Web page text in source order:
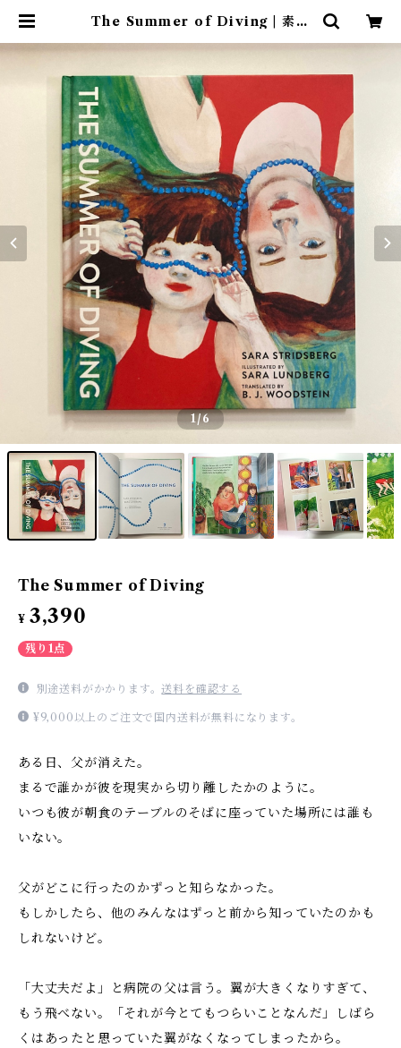
The Summer of Diving | 素敵
oks
1/6
The Summer of Diving
¥ 3,390
残り1点
別途送料がかかります。送料を確認する
¥9,000以上のご注文で国内送料が無料になります。
ある日、父が消えた。
まるで誰かが彼を現実から切り離したかのように。
いつも彼が朝食のテーブルのそばに座っていた場所には誰も
いない。
父がどこに行ったのかずっと知らなかった。
もしかしたら、他のみんなはずっと前から知っていたのかも
しれないけど。
「大丈夫だよ」と病院の父は言う。翼が大きくなりすぎて、
もう飛べない。「それが今とてもつらいことなんだ」しばら
くはあったと思っていた翼がなくなってしまったから。